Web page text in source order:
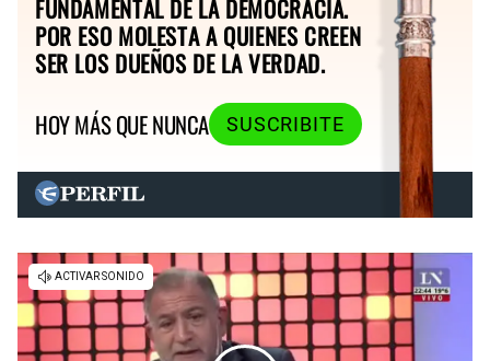
FUNDAMENTAL DE LA DEMOCRACIA.
POR ESO MOLESTA A QUIENES CREEN
SER LOS DUEÑOS DE LA VERDAD.
HOY MÁS QUE NUNCA
SUSCRIBITE